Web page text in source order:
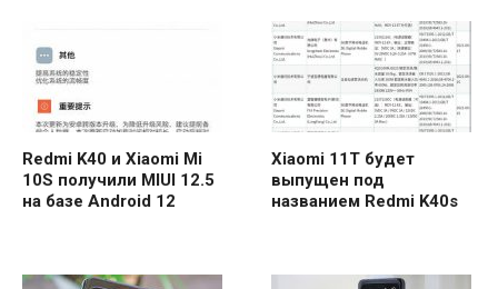
Redmi K40 и Xiaomi Mi
10S получили MIUI 12.5
на базе Android 12
Xiaomi 11T будет
выпущен под
названием Redmi K40s